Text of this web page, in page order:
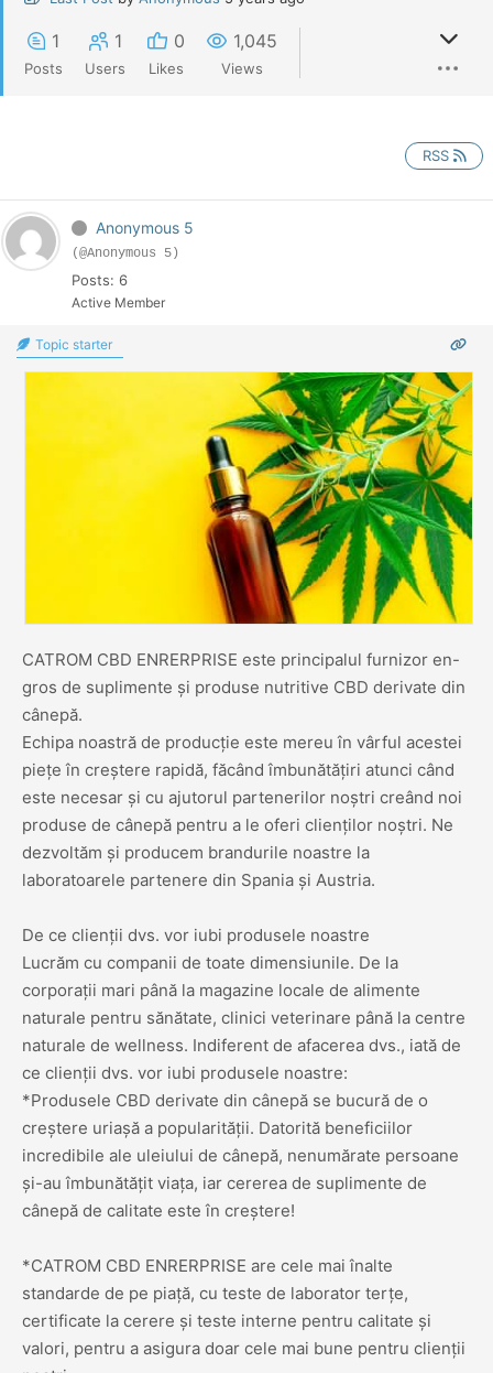
1
Posts
1
Users
0
Likes
1,045
Views
RSS
Anonymous 5
(@Anonymous 5)
Posts: 6
Active Member
Topic starter
CATROM CBD ENRERPRISE este principalul furnizor en-
gros de suplimente și produse nutritive CBD derivate din
cânepă.
Echipa noastră de producție este mereu în vârful acestei
piețe în creștere rapidă, făcând îmbunătățiri atunci când
este necesar și cu ajutorul partenerilor noștri creând noi
produse de cânepă pentru a le oferi clienților noștri. Ne
dezvoltăm și producem brandurile noastre la
laboratoarele partenere din Spania și Austria.
De ce clienții dvs. vor iubi produsele noastre
Lucrăm cu companii de toate dimensiunile. De la
corporații mari până la magazine locale de alimente
naturale pentru sănătate, clinici veterinare până la centre
naturale de wellness. Indiferent de afacerea dvs., iată de
ce clienții dvs. vor iubi produsele noastre:
*Produsele CBD derivate din cânepă se bucură de o
creștere uriașă a popularității. Datorită beneficiilor
incredibile ale uleiului de cânepă, nenumărate persoane
și-au îmbunătățit viața, iar cererea de suplimente de
cânepă de calitate este în creștere!
*CATROM CBD ENRERPRISE are cele mai înalte
standarde de pe piață, cu teste de laborator terțe,
certificate la cerere și teste interne pentru calitate și
valori, pentru a asigura doar cele mai bune pentru clienții